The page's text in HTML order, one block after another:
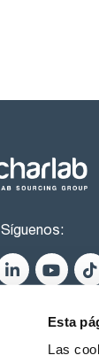
Esta
Las
Síguenos: